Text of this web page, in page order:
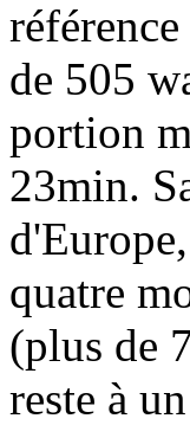
de 505
portion
23min.
quatre
(plus de
reste à